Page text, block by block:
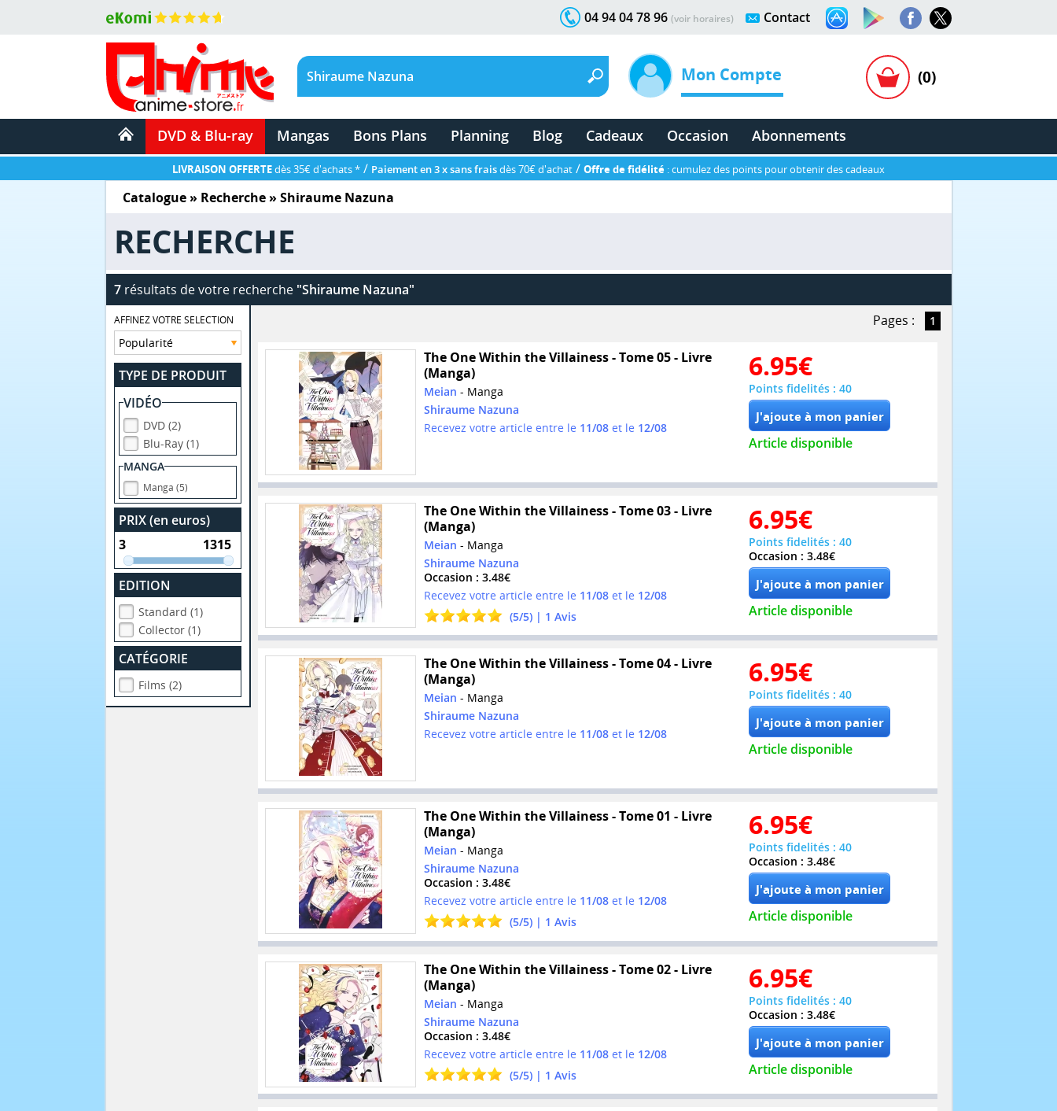
Contact
04 94 04 78 96 (voir horaires)
Mon Compte (0)
DVD & Blu-ray Mangas Bons Plans Planning Blog Cadeaux Occasion Abonnements
LIVRAISON OFFERTEdès 35€ d'achats * / Paiement en 3 x sans fraisdès 70€ d'achat / Offre de fidélité : cumulez des points pour obtenir des cadeaux
Catalogue» Recherche » Shiraume Nazuna
RECHERCHE
7résultats de votre recherche "Shiraume Nazuna"
AFFINEZ VOTRE SELECTION
TYPE DE PRODUIT
VIDÉO
DVD (2)
Blu-Ray (1)
MANGA
Manga (5)
PRIX (en euros)
EDITION
Standard (1)
Collector (1)
CATÉGORIE
Films (2)
Pages : 1
The One Within the Villainess - Tome 05 - Livre
(Manga)
Meian - Manga
Shiraume Nazuna
Recevez votre article entre le 11/08et le 12/08
6.95€
Points fidelités : 40
Article disponible
The One Within the Villainess - Tome 03 - Livre
(Manga)
Meian - Manga
Shiraume Nazuna
Occasion : 3.48€
Recevez votre article entre le 11/08et le 12/08
(5/5) | 1 Avis
6.95€
Points fidelités : 40
Occasion : 3.48€
Article disponible
The One Within the Villainess - Tome 04 - Livre
(Manga)
Meian - Manga
Shiraume Nazuna
Recevez votre article entre le 11/08et le 12/08
6.95€
Points fidelités : 40
Article disponible
The One Within the Villainess - Tome 01 - Livre
(Manga)
Meian - Manga
Shiraume Nazuna
Occasion : 3.48€
Recevez votre article entre le 11/08et le 12/08
(5/5) | 1 Avis
6.95€
Points fidelités : 40
Occasion : 3.48€
Article disponible
The One Within the Villainess - Tome 02 - Livre
(Manga)
Meian - Manga
Shiraume Nazuna
Occasion : 3.48€
Recevez votre article entre le 11/08et le 12/08
(5/5) | 1 Avis
6.95€
Points fidelités : 40
Occasion : 3.48€
Article disponible